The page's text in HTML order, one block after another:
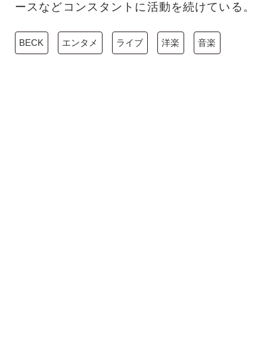
ースなどコンスタントに活動を続けている。
BECK エンタメ ライブ 洋楽 音楽